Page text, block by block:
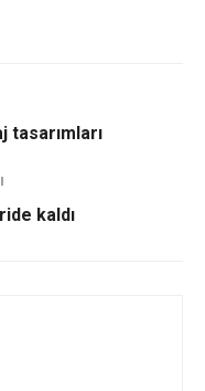
tasarımları
kaldı